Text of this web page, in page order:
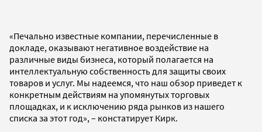
«Печально известные компании, перечисленные в
докладе, оказывают негативное воздействие на
различные виды бизнеса, который полагается на
интеллектуальную собственность для защиты своих
товаров и услуг. Мы надеемся, что наш обзор приведет к
конкретным действиям на упомянутых торговых
площадках, и к исключению ряда рынков из нашего
списка за этот год», – констатирует Кирк.